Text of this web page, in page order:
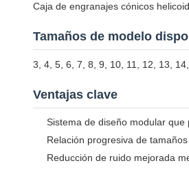
Caja de engranajes cónicos
Tamaños de modelo
3, 4, 5, 6, 7, 8, 9, 10, 11, 12, 13,
Ventajas clave
Sistema de diseño modular
Relación progresiva de
Reducción de ruido mejorada